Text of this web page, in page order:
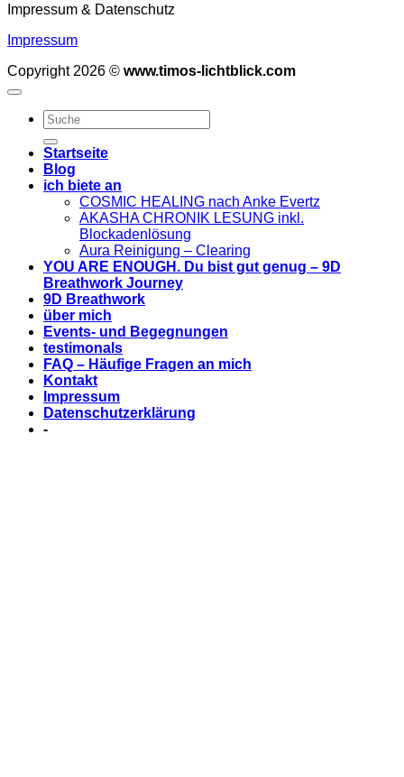
Impressum & Datenschutz
Impressum
Copyright 2026 © www.timos-lichtblick.com
Startseite
Blog
ich biete an
COSMIC HEALING nach Anke Evertz
AKASHA CHRONIK LESUNG inkl.
Blockadenlösung
Aura Reinigung – Clearing
YOU ARE ENOUGH. Du bist gut genug – 9D
Breathwork Journey
9D Breathwork
über mich
Events- und Begegnungen
testimonals
FAQ – Häufige Fragen an mich
Kontakt
Impressum
Datenschutzerklärung
-